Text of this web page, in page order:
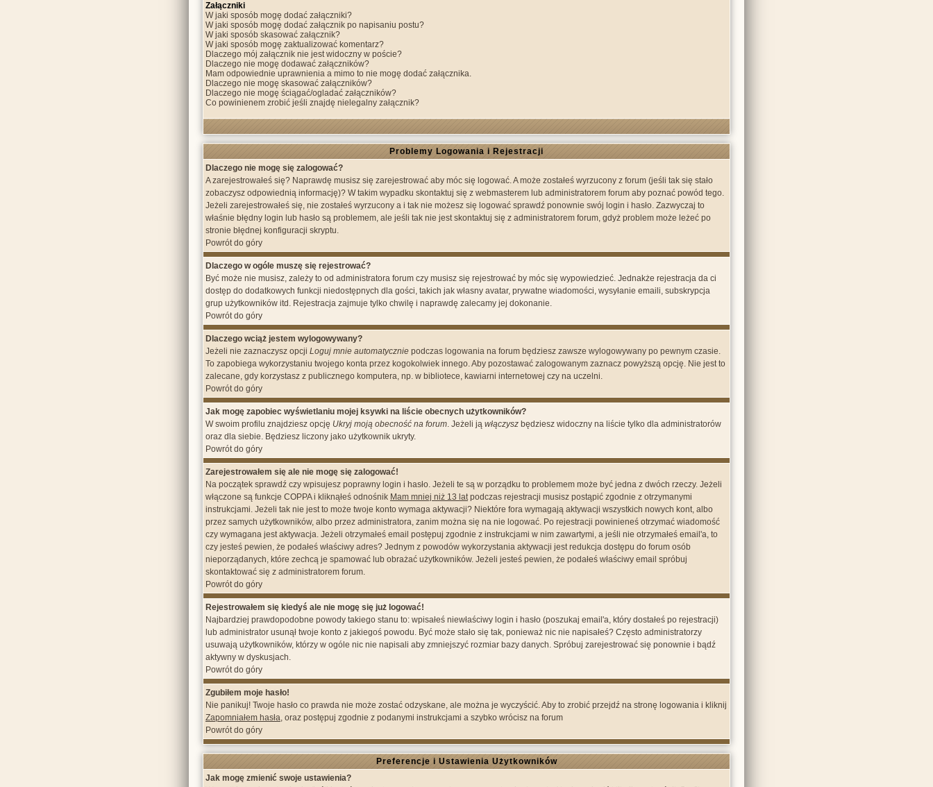
Załączniki
W jaki sposób mogę dodać załączniki?
W jaki sposób mogę dodać załącznik po napisaniu postu?
W jaki sposób skasować załącznik?
W jaki sposób mogę zaktualizować komentarz?
Dlaczego mój załącznik nie jest widoczny w poście?
Dlaczego nie mogę dodawać załączników?
Mam odpowiednie uprawnienia a mimo to nie mogę dodać załącznika.
Dlaczego nie mogę skasować załączników?
Dlaczego nie mogę ściągać/ogladać załączników?
Co powinienem zrobić jeśli znajdę nielegalny załącznik?
Problemy Logowania i Rejestracji
Dlaczego nie mogę się zalogować?
A zarejestrowałeś się? Naprawdę musisz się zarejestrować aby móc się logować. A może zostałeś wyrzucony z forum (jeśli tak się stało
zobaczysz odpowiednią informację)? W takim wypadku skontaktuj się z webmasterem lub administratorem forum aby poznać powód tego.
Jeżeli zarejestrowałeś się, nie zostałeś wyrzucony a i tak nie możesz się logować sprawdź ponownie swój login i hasło. Zazwyczaj to
właśnie błędny login lub hasło są problemem, ale jeśli tak nie jest skontaktuj się z administratorem forum, gdyż problem może leżeć po
stronie błędnej konfiguracji skryptu.
Powrót do góry
Dlaczego w ogóle muszę się rejestrować?
Być może nie musisz, zależy to od administratora forum czy musisz się rejestrować by móc się wypowiedzieć. Jednakże rejestracja da ci
dostęp do dodatkowych funkcji niedostępnych dla gości, takich jak własny avatar, prywatne wiadomości, wysyłanie emaili, subskrypcja
grup użytkowników itd. Rejestracja zajmuje tylko chwilę i naprawdę zalecamy jej dokonanie.
Powrót do góry
Dlaczego wciąż jestem wylogowywany?
Jeżeli nie zaznaczysz opcji Loguj mnie automatycznie podczas logowania na forum będziesz zawsze wylogowywany po pewnym czasie.
To zapobiega wykorzystaniu twojego konta przez kogokolwiek innego. Aby pozostawać zalogowanym zaznacz powyższą opcję. Nie jest to
zalecane, gdy korzystasz z publicznego komputera, np. w bibliotece, kawiarni internetowej czy na uczelni.
Powrót do góry
Jak mogę zapobiec wyświetlaniu mojej ksywki na liście obecnych użytkowników?
W swoim profilu znajdziesz opcję Ukryj moją obecność na forum. Jeżeli ją włączysz będziesz widoczny na liście tylko dla administratorów
oraz dla siebie. Będziesz liczony jako użytkownik ukryty.
Powrót do góry
Zarejestrowałem się ale nie mogę się zalogować!
Na początek sprawdź czy wpisujesz poprawny login i hasło. Jeżeli te są w porządku to problemem może być jedna z dwóch rzeczy. Jeżeli
włączone są funkcje COPPA i kliknąłeś odnośnik Mam mniej niż 13 latpodczas rejestracji musisz postąpić zgodnie z otrzymanymi
instrukcjami. Jeżeli tak nie jest to może twoje konto wymaga aktywacji? Niektóre fora wymagają aktywacji wszystkich nowych kont, albo
przez samych użytkowników, albo przez administratora, zanim można się na nie logować. Po rejestracji powinieneś otrzymać wiadomość
czy wymagana jest aktywacja. Jeżeli otrzymałeś email postępuj zgodnie z instrukcjami w nim zawartymi, a jeśli nie otrzymałeś email'a, to
czy jesteś pewien, że podałeś właściwy adres? Jednym z powodów wykorzystania aktywacji jest redukcja dostępu do forum osób
nieporządanych, które zechcą je spamować lub obrażać użytkowników. Jeżeli jesteś pewien, że podałeś właściwy email spróbuj
skontaktować się z administratorem forum.
Powrót do góry
Rejestrowałem się kiedyś ale nie mogę się już logować!
Najbardziej prawdopodobne powody takiego stanu to: wpisałeś niewłaściwy login i hasło (poszukaj email'a, który dostałeś po rejestracji)
lub administrator usunął twoje konto z jakiegoś powodu. Być może stało się tak, ponieważ nic nie napisałeś? Często administratorzy
usuwają użytkowników, którzy w ogóle nic nie napisali aby zmniejszyć rozmiar bazy danych. Spróbuj zarejestrować się ponownie i bądź
aktywny w dyskusjach.
Powrót do góry
Zgubiłem moje hasło!
Nie panikuj! Twoje hasło co prawda nie może zostać odzyskane, ale można je wyczyścić. Aby to zrobić przejdź na stronę logowania i kliknij
Zapomniałem hasła, oraz postępuj zgodnie z podanymi instrukcjami a szybko wrócisz na forum
Powrót do góry
Preferencje i Ustawienia Użytkowników
Jak mogę zmienić swoje ustawienia?